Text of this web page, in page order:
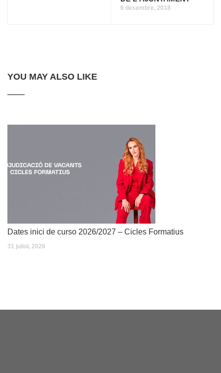
6 desembre, 2018
YOU MAY ALSO LIKE
Dates inici de curso 2026/2027 – Cicles Formatius
31 juliol, 2026